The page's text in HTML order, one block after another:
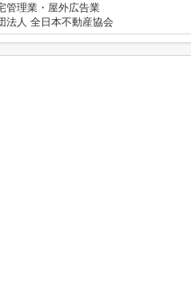
管理業・屋外広告業
法人 全日本不動産協会